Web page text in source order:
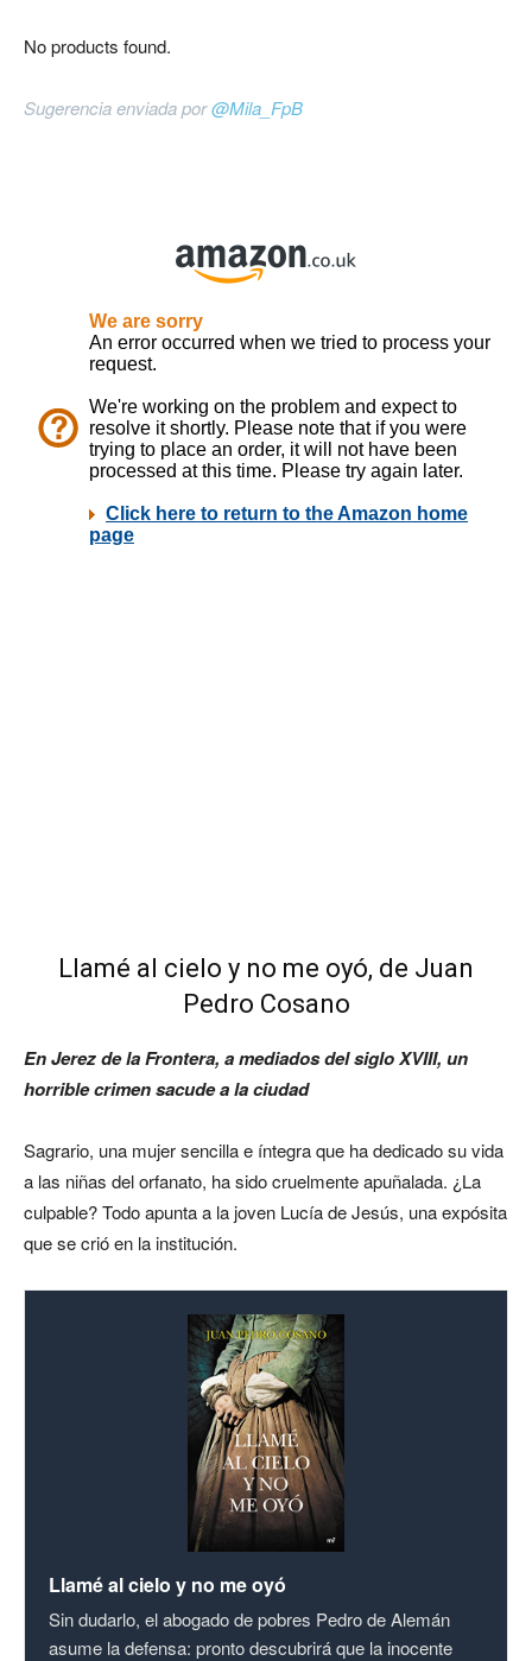
No products found.
Sugerencia enviada por@Mila_FpB
Llamé al cielo y no me oyó, de Juan
Pedro Cosano
En Jerez de la Frontera, a mediados del siglo XVIII, un
horrible crimen sacude a la ciudad
Sagrario, una mujer sencilla e íntegra que ha dedicado su vida
a las niñas del orfanato, ha sido cruelmente apuñalada. ¿La
culpable? Todo apunta a la joven Lucía de Jesús, una expósita
que se crió en la institución.
Llamé al cielo y no me oyó
Sin dudarlo, el abogado de pobres Pedro de Alemán
asume la defensa: pronto descubrirá que la inocente